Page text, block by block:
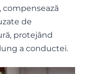
compensează
de
protejând
a conductei.